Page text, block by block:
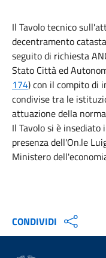
Il Tavolo tecnico
decentramento
seguito di richiesta
Stato Città ed
174) con il compito di
condivise tra le
attuazione della
Il Tavolo si è insediato i
presenza dell'On.le
Ministero
CONDIVIDI